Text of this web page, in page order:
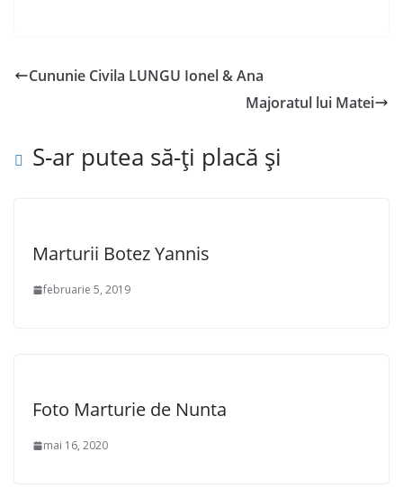
Cununie Civila LUNGU Ionel & Ana
Majoratul lui Matei
S-ar putea să-ți placă și
Marturii Botez Yannis
februarie 5, 2019
Foto Marturie de Nunta
mai 16, 2020